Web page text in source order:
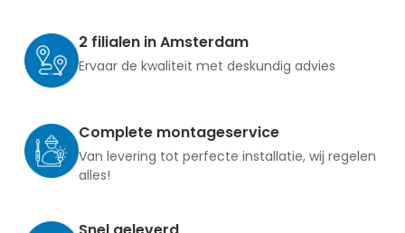
2 filialen in Amsterdam
Ervaar de kwaliteit met deskundig advies
Complete montageservice
Van levering tot perfecte installatie, wij regelen
alles!